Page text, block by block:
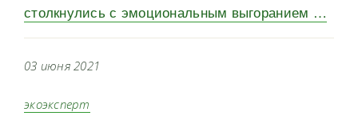
столкнулись с эмоциональным выгоранием …
03 июня 2021
экоэксперт